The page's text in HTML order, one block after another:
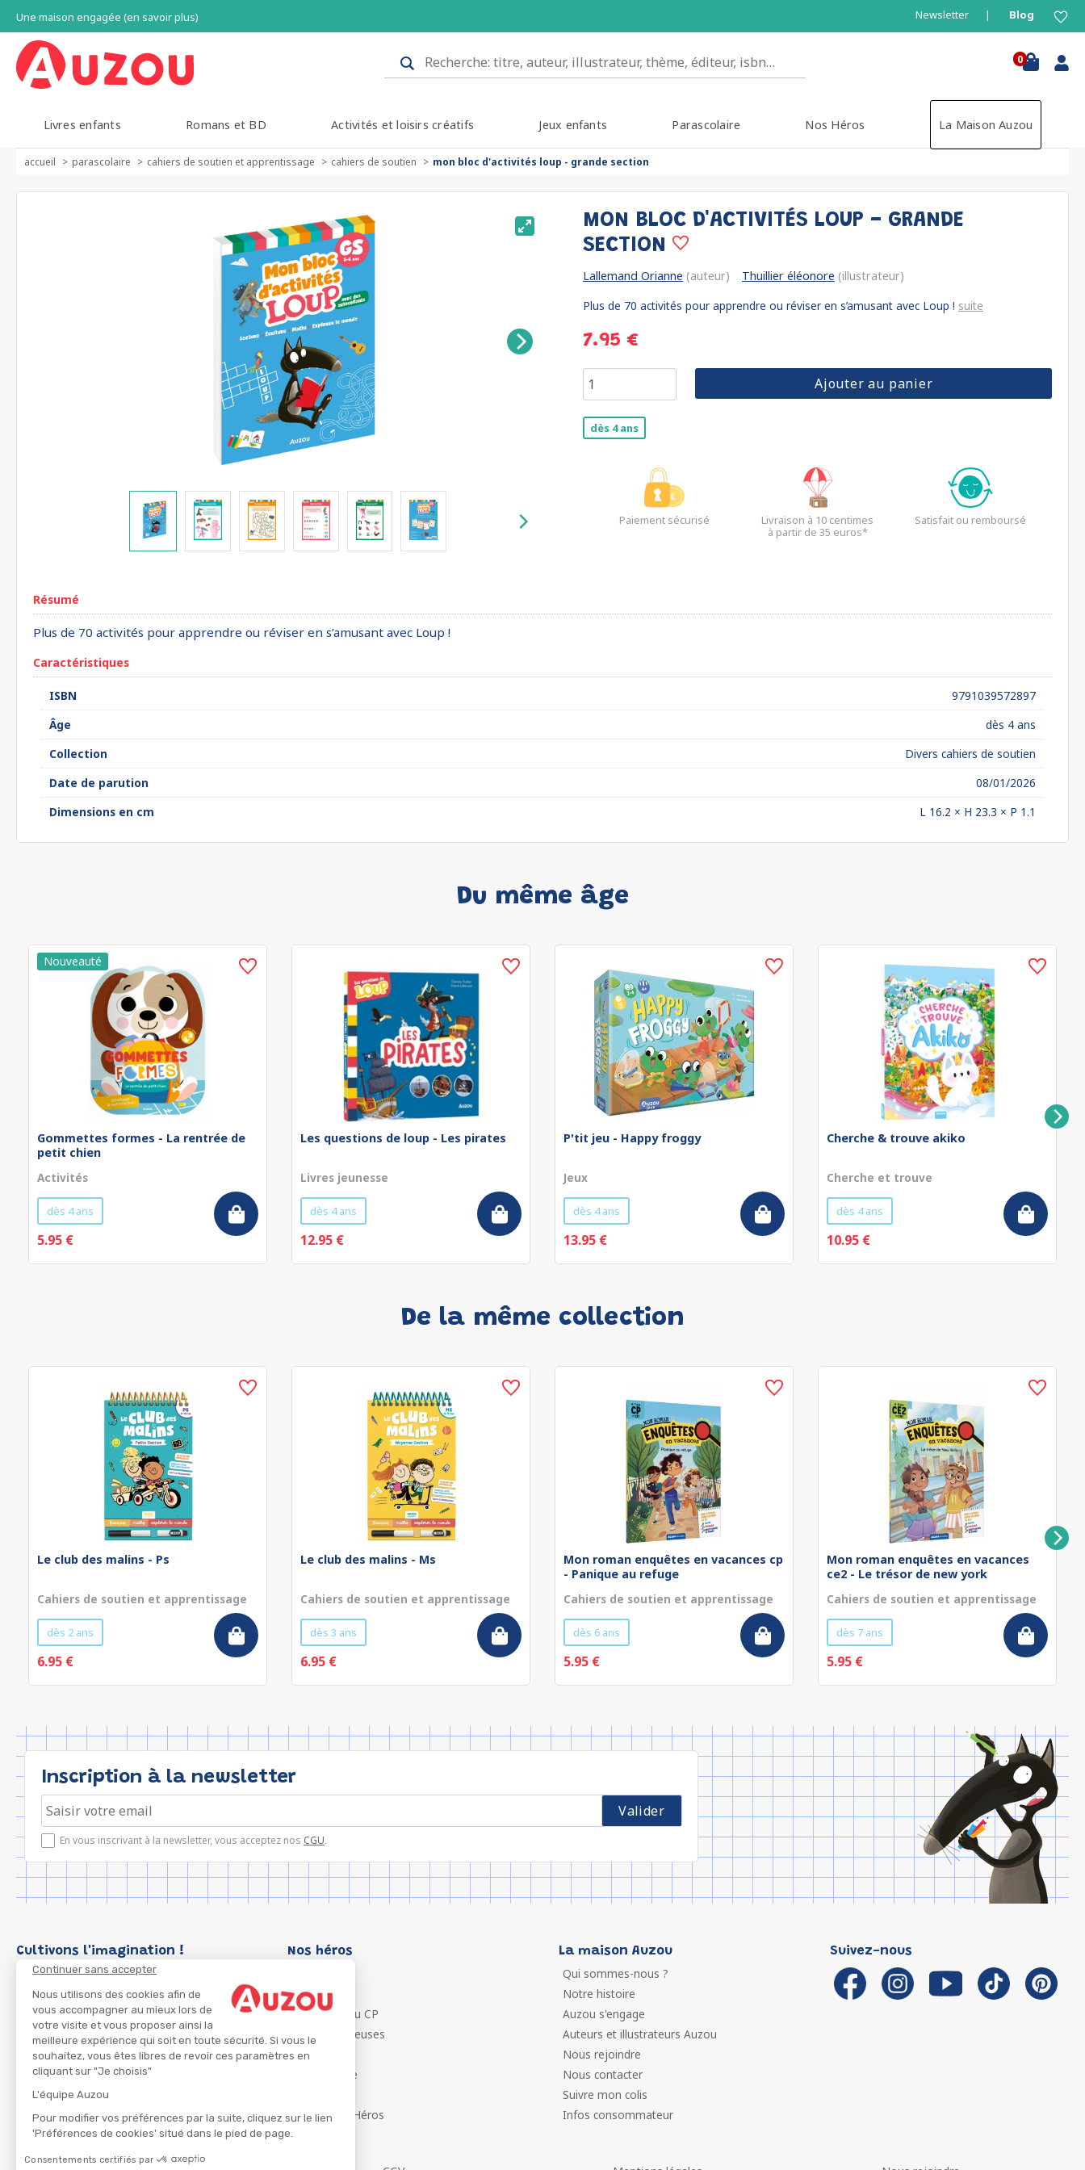
Continuer sans accepter
Nous utilisons des cookies afin de
vous accompagner au mieux lors de
votre visite et vous proposer ainsi la
meilleure expérience qui soit en toute sécurité. Si vous le
souhaitez, vous êtes libres de revoir ces paramètres en
cliquant sur "Je choisis"
L'équipe Auzou
Pour modifier vos préférences par la suite, cliquez sur le lien
'Préférences de cookies' situé dans le pied de page.
Consentements certifiés par
Une maison engagée (en savoir plus) Newsletter Blog
0
Livres enfants Romans et BD Activités et loisirs créatifs Jeux enfants Parascolaire Nos Héros La Maison Auzou
accueil parascolaire cahiers de soutien et apprentissage cahiers de soutien mon bloc d'activités loup - grande section
MON BLOC D'ACTIVITÉS LOUP - GRANDE
SECTION
Lallemand Orianne (auteur) Thuillier éléonore (illustrateur)
Plus de 70 activités pour apprendre ou réviser en s’amusant avec Loup ! suite
7.95 €
Ajouter au panier
dès 4 ans
Paiement sécurisé
Livraison à 10 centimes
à partir de 35 euros*
Satisfait ou remboursé
Résumé
Plus de 70 activités pour apprendre ou réviser en s’amusant avec Loup !
Caractéristiques
ISBN
9791039572897
Âge
dès 4 ans
Collection
Divers cahiers de soutien
Date de parution
08/01/2026
Dimensions en cm
L 16.2 × H 23.3 × P 1.1
Du même âge
Gommettes formes - La rentrée de
petit chien
Activités
dès 4 ans
5.95 €
Les questions de loup - Les pirates
Livres jeunesse
dès 4 ans
12.95 €
P'tit jeu - Happy froggy
Jeux
dès 4 ans
13.95 €
Cherche & trouve akiko
Cherche et trouve
dès 4 ans
10.95 €
De la même collection
Le club des malins - Ps
Cahiers de soutien et apprentissage
dès 2 ans
6.95 €
Le club des malins - Ms
Cahiers de soutien et apprentissage
dès 3 ans
6.95 €
Mon roman enquêtes en vacances cp
- Panique au refuge
Cahiers de soutien et apprentissage
dès 6 ans
5.95 €
Mon roman enquêtes en vacances
ce2 - Le trésor de new york
Cahiers de soutien et apprentissage
dès 7 ans
5.95 €
Inscription à la newsletter
En vous inscrivant à la newsletter, vous acceptez nos CGU.
Cultivons l'imagination ! Nos héros
P'tit Loup
Les Héros du CP
Les Influenceuses
Migali
Petite Taupe
Ma Boîte à Héros
La maison Auzou
Qui sommes-nous ?
Notre histoire
Auzou s'engage
Auteurs et illustrateurs Auzou
Nous rejoindre
Nous contacter
Suivre mon colis
Infos consommateur
Suivez-nous